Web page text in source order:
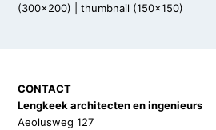
(300x200) |thumbnail (150x150)
CONTACT
Lengkeek architecten en ingenieurs
Aeolusweg 127